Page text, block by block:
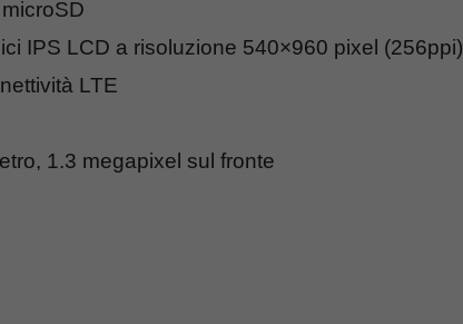
IPS LCD a risoluzione 540×960 pixel (256ppi)
LTE
1.3 megapixel sul fronte